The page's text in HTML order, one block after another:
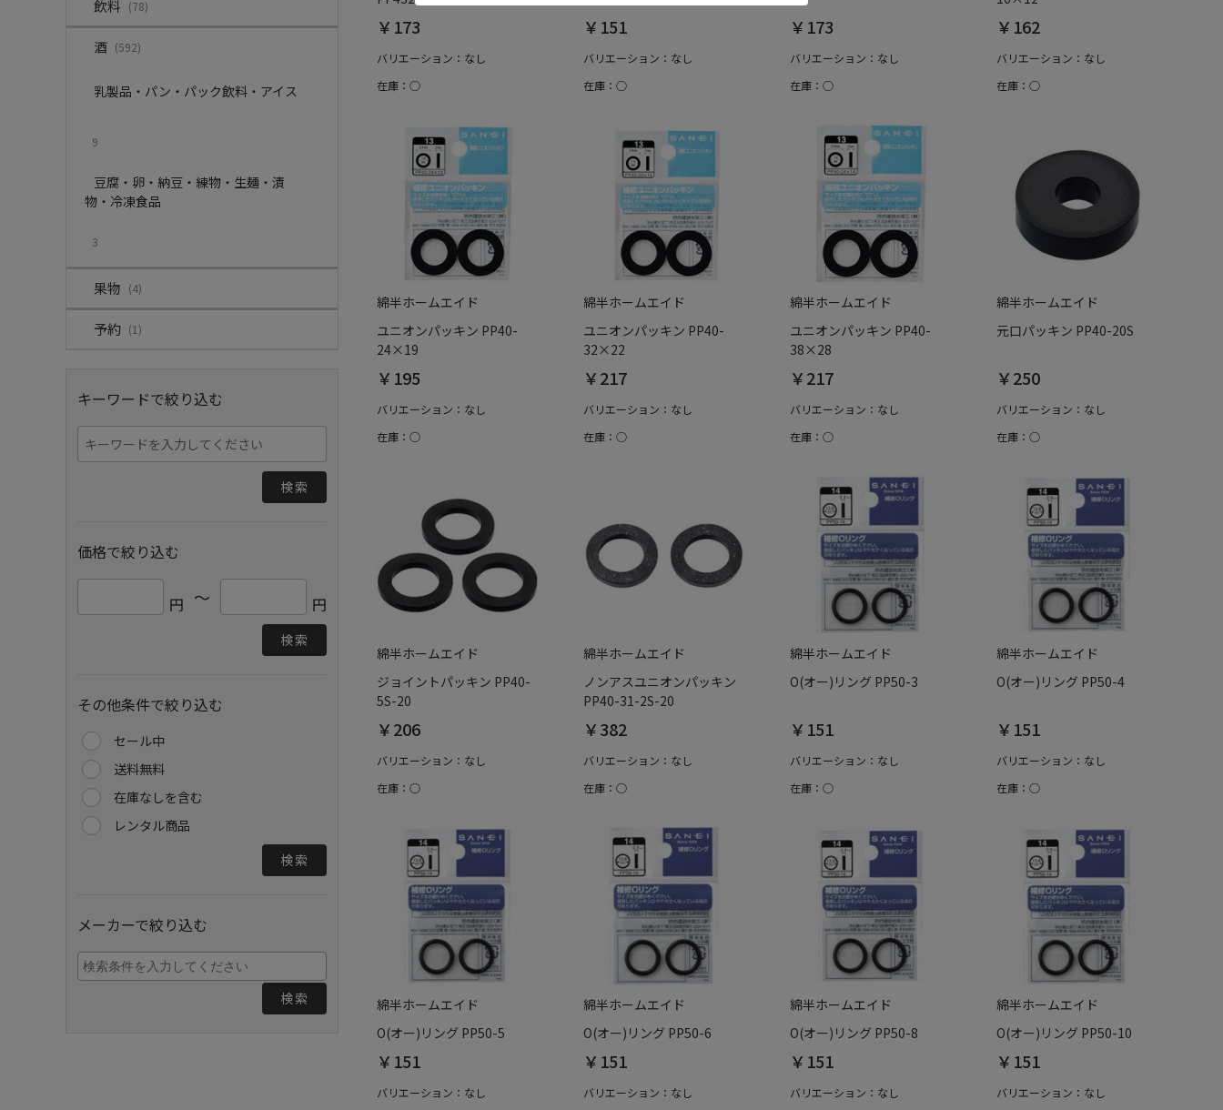
飲料 (78)
酒 (592)
乳製品・パン・パック飲料・アイス
9
豆腐・卵・納豆・練物・生麺・漬
物・冷凍食品
3
果物 (4)
予約 (1)
キーワードで絞り込む
検索
価格で絞り込む
円 ～ 円
検索
その他条件で絞り込む
セール中
送料無料
在庫なしを含む
レンタル商品
検索
メーカーで絞り込む
検索
￥173
バリエーション：なし
在庫：○
￥151
バリエーション：なし
在庫：○
￥173
バリエーション：なし
在庫：○
￥162
バリエーション：なし
在庫：○
綿半ホームエイド
ユニオンパッキン PP40-
24×19
￥195
バリエーション：なし
在庫：○
綿半ホームエイド
ユニオンパッキン PP40-
32×22
￥217
バリエーション：なし
在庫：○
綿半ホームエイド
ユニオンパッキン PP40-
38×28
￥217
バリエーション：なし
在庫：○
綿半ホームエイド
元口パッキン PP40-20S
￥250
バリエーション：なし
在庫：○
綿半ホームエイド
ジョイントパッキン PP40-
5S-20
￥206
バリエーション：なし
在庫：○
綿半ホームエイド
ノンアスユニオンパッキン
PP40-31-2S-20
￥382
バリエーション：なし
在庫：○
綿半ホームエイド
O(オー)リング PP50-3
￥151
バリエーション：なし
在庫：○
綿半ホームエイド
O(オー)リング PP50-4
￥151
バリエーション：なし
在庫：○
綿半ホームエイド
O(オー)リング PP50-5
￥151
バリエーション：なし
綿半ホームエイド
O(オー)リング PP50-6
￥151
バリエーション：なし
綿半ホームエイド
O(オー)リング PP50-8
￥151
バリエーション：なし
綿半ホームエイド
O(オー)リング PP50-10
￥151
バリエーション：なし